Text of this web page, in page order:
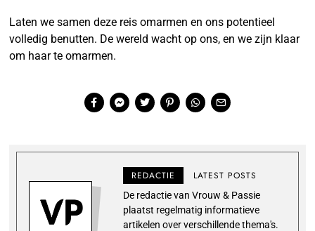
Laten we samen deze reis omarmen en ons potentieel
volledig benutten. De wereld wacht op ons, en we zijn klaar
om haar te omarmen.
REDACTIE LATEST POSTS
De redactie van Vrouw & Passie
plaatst regelmatig informatieve
artikelen over verschillende thema's.